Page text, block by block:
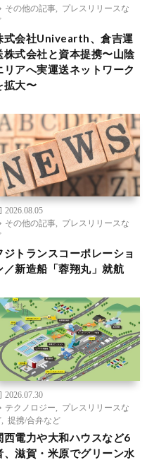
その他の記事
プレスリリースな
式会社Univearth、倉吉運
株式会社と資本提携〜山陰
リアへ実運送ネットワーク
拡大〜
2026.08.05
その他の記事
プレスリリースな
ジトランスコーポレーショ
／新造船「蓉翔丸」就航
2026.07.30
テクノロジー
プレスリリースな
提携/合弁など
西電力や大和ハウスなど6
、滋賀・米原でグリーン水